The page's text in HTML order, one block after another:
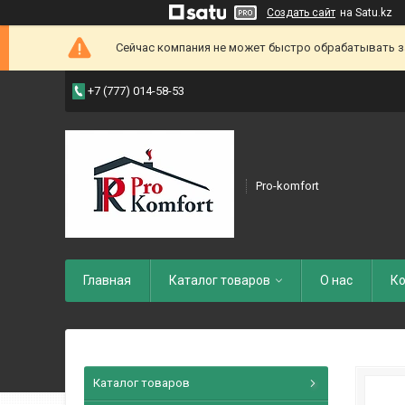
Создать сайт на Satu.kz
Сейчас компания не может быстро обрабатывать
+7 (777) 014-58-53
Pro-komfort
Главная Каталог товаров О нас
Каталог товаров